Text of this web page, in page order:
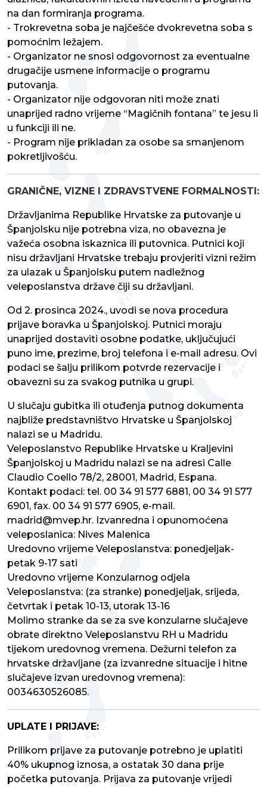
na dan formiranja programa.
- Trokrevetna soba je najčešće dvokrevetna soba s
pomoćnim ležajem.
- Organizator ne snosi odgovornost za eventualne
drugačije usmene informacije o programu
putovanja.
- Organizator nije odgovoran niti može znati
unaprijed radno vrijeme “Magičnih fontana” te jesu li
u funkciji ili ne.
- Program nije prikladan za osobe sa smanjenom
pokretljivošću.
GRANIČNE, VIZNE I ZDRAVSTVENE FORMALNOSTI:
Državljanima Republike Hrvatske za putovanje u
Španjolsku nije potrebna viza, no obavezna je
važeća osobna iskaznica ili putovnica. Putnici koji
nisu državljani Hrvatske trebaju provjeriti vizni režim
za ulazak u Španjolsku putem nadležnog
veleposlanstva države čiji su državljani.
Od 2. prosinca 2024., uvodi se nova procedura
prijave boravka u Španjolskoj. Putnici moraju
unaprijed dostaviti osobne podatke, uključujući
puno ime, prezime, broj telefona i e-mail adresu. Ovi
podaci se šalju prilikom potvrde rezervacije i
obavezni su za svakog putnika u grupi.
U slučaju gubitka ili otuđenja putnog dokumenta
najbliže predstavništvo Hrvatske u Španjolskoj
nalazi se u Madridu.
Veleposlanstvo Republike Hrvatske u Kraljevini
Španjolskoj u Madridu nalazi se na adresi Calle
Claudio Coello 78/2, 28001, Madrid, Espana.
Kontakt podaci: tel. 00 34 91 577 6881, 00 34 91 577
6901, fax. 00 34 91 577 6905, e-mail.
madrid@mvep.hr. Izvanredna i opunomoćena
veleposlanica: Nives Malenica
Uredovno vrijeme Veleposlanstva: ponedjeljak-
petak 9-17 sati
Uredovno vrijeme Konzularnog odjela
Veleposlanstva: (za stranke) ponedjeljak, srijeda,
četvrtak i petak 10-13, utorak 13-16
Molimo stranke da se za sve konzularne slučajeve
obrate direktno Veleposlanstvu RH u Madridu
tijekom uredovnog vremena. Dežurni telefon za
hrvatske državljane (za izvanredne situacije i hitne
slučajeve izvan uredovnog vremena):
0034630526085.
UPLATE I PRIJAVE:
Prilikom prijave za putovanje potrebno je uplatiti
40% ukupnog iznosa, a ostatak 30 dana prije
početka putovanja. Prijava za putovanje vrijedi